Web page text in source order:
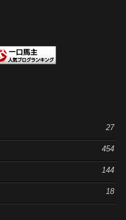
27
454
144
18